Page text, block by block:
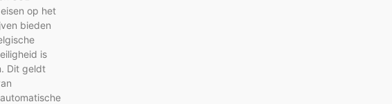
op het
bieden
is
Dit geldt